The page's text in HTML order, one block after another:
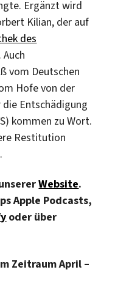
Ergänzt wird
Kilian, der auf
des
vom Deutschen
Hofe von der
Entschädigung
kommen zu Wort.
Restitution
Website.
Apple Podcasts,
oder über
Zeitraum April –